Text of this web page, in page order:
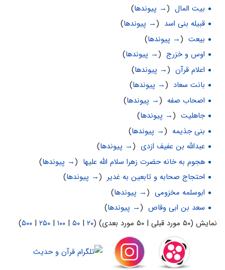
بیت المال‏
(→ پیوندها)
قبیله بنی اسد (→ پیوندها)
بیعت‏
(→ پیوندها)
اوس و خزرج‏
(→ پیوندها)
اعلام قرآن‏
(→ پیوندها)
بانت سعاد (→ پیوندها)
اصحاب صفه‏
(→ پیوندها)
جاهلیت‏
(→ پیوندها)
بنى جذيمه‏
(→ پیوندها)
عبدالله بن عفیف ازدی (→ پیوندها)
هجوم به خانه حضرت زهرا سلام الله علیها (→ پیوندها)
احتجاج صحابه و تابعین به غدیر‏
(→ پیوندها)
ابوسلمه مخزومی‏
(→ پیوندها)
سعد بن ابی وقاص‏
(→ پیوندها)
نمایش (۵۰ مورد قبلی | ۵۰ مورد بعدی) (
۲۰ | ۵۰ | ۱۰۰ | ۲۵۰ | ۵۰۰)